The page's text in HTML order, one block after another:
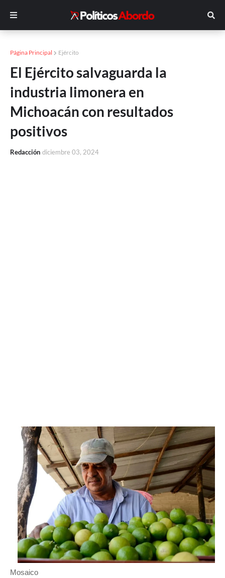
Página Principal Ejército
El Ejército salvaguarda la
industria limonera en
Michoacán con resultados
positivos
Redacción diciembre 03, 2024
Mosaico